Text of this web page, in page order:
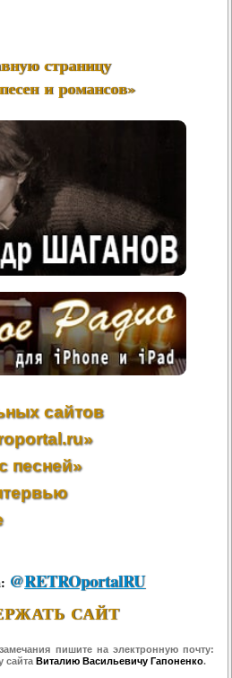
страницу
и романсов»
сайтов
песней»
@RETROportalRU
САЙТ
пишите на электронную почту:
сайта Виталию Васильевичу Гапоненко.